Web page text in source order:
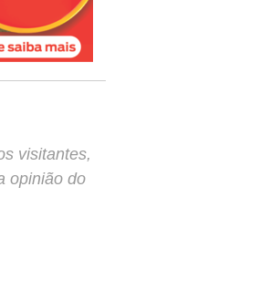
visitantes,
opinião do